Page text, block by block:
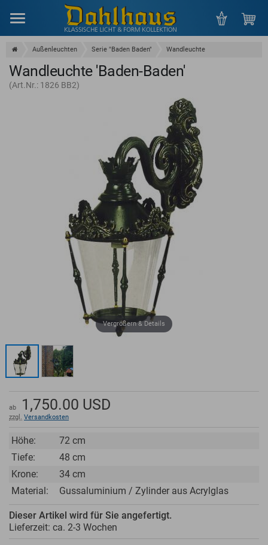
Außenleuchten Serie "Baden Baden" Wandleuchte
Wandleuchte 'Baden-Baden'
(Art.Nr.: 1826 BB2)
Vergrößern & Details
ab 1,750.00 USD
zzgl. Versandkosten
Höhe:
72 cm
Tiefe:
48 cm
Krone:
34 cm
Material:
Gussaluminium / Zylinder aus Acrylglas
Dieser Artikel wird für Sie angefertigt.
Lieferzeit: ca. 2-3 Wochen